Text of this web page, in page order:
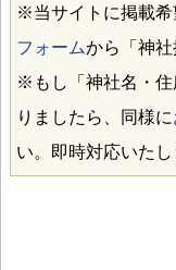
※当サイトに掲載
フォームから「神社
※もし「神社名・住
りましたら、同様に
い。即時対応いたし